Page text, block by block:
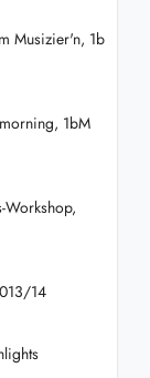
Musizier'n, 1b
1bM
Workshop,
14